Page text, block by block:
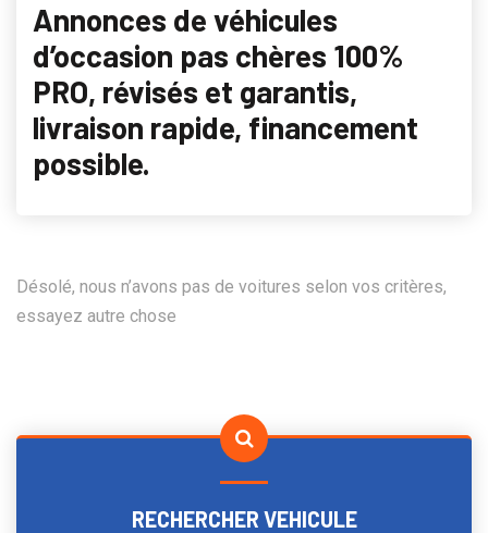
Annonces de véhicules
d’occasion pas chères 100%
PRO, révisés et garantis,
livraison rapide, financement
possible.
Désolé, nous n’avons pas de voitures selon vos critères,
essayez autre chose
RECHERCHER VEHICULE